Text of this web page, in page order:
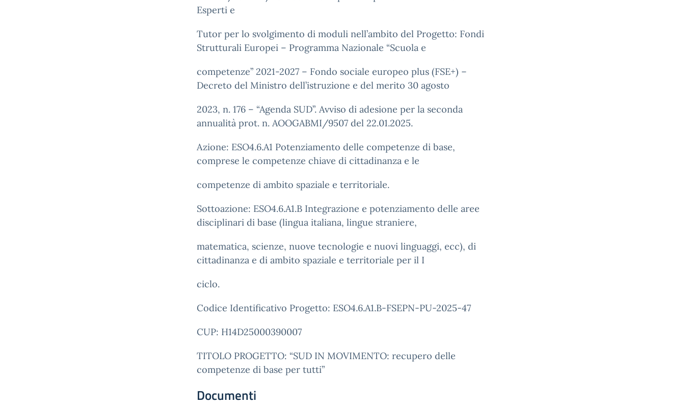
Esperti e
Tutor per lo svolgimento di moduli nell’ambito del Progetto: Fondi
Strutturali Europei – Programma Nazionale “Scuola e
competenze” 2021-2027 – Fondo sociale europeo plus (FSE+) –
Decreto del Ministro dell’istruzione e del merito 30 agosto
2023, n. 176 – “Agenda SUD”. Avviso di adesione per la seconda
annualità prot. n. AOOGABMI/9507 del 22.01.2025.
Azione: ESO4.6.A1 Potenziamento delle competenze di base,
comprese le competenze chiave di cittadinanza e le
competenze di ambito spaziale e territoriale.
Sottoazione: ESO4.6.A1.B Integrazione e potenziamento delle aree
disciplinari di base (lingua italiana, lingue straniere,
matematica, scienze, nuove tecnologie e nuovi linguaggi, ecc), di
cittadinanza e di ambito spaziale e territoriale per il I
ciclo.
Codice Identificativo Progetto: ESO4.6.A1.B-FSEPN-PU-2025-47
CUP: H14D25000390007
TITOLO PROGETTO: “SUD IN MOVIMENTO: recupero delle
competenze di base per tutti”
Documenti